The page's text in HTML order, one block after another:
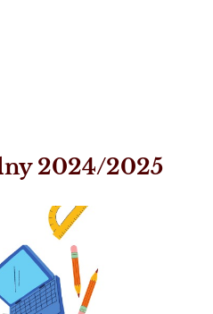
2024/2025